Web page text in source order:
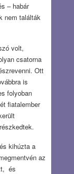
– habár
nem találták
volt,
csatorna
Ott
is
folyoban
fiatalember
kihúzta a
az
és